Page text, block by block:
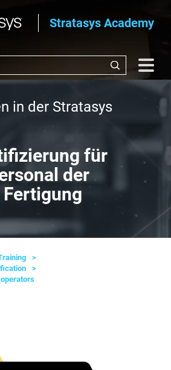
Stratasys Academy
in der Stratasys
für
der